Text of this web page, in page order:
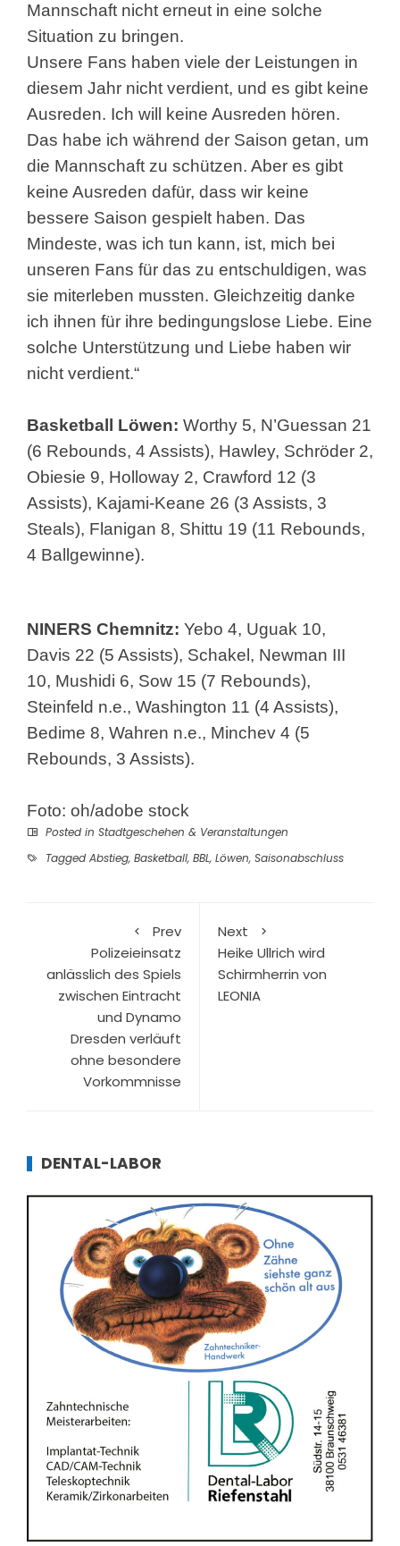
Mannschaft nicht erneut in eine solche
Situation zu bringen.
Unsere Fans haben viele der Leistungen in
diesem Jahr nicht verdient, und es gibt keine
Ausreden. Ich will keine Ausreden hören.
Das habe ich während der Saison getan, um
die Mannschaft zu schützen. Aber es gibt
keine Ausreden dafür, dass wir keine
bessere Saison gespielt haben. Das
Mindeste, was ich tun kann, ist, mich bei
unseren Fans für das zu entschuldigen, was
sie miterleben mussten. Gleichzeitig danke
ich ihnen für ihre bedingungslose Liebe. Eine
solche Unterstützung und Liebe haben wir
nicht verdient.“
Basketball Löwen: Worthy 5, N’Guessan 21
(6 Rebounds, 4 Assists), Hawley, Schröder 2,
Obiesie 9, Holloway 2, Crawford 12 (3
Assists), Kajami-Keane 26 (3 Assists, 3
Steals), Flanigan 8, Shittu 19 (11 Rebounds,
4 Ballgewinne).
NINERS Chemnitz: Yebo 4, Uguak 10,
Davis 22 (5 Assists), Schakel, Newman III
10, Mushidi 6, Sow 15 (7 Rebounds),
Steinfeld n.e., Washington 11 (4 Assists),
Bedime 8, Wahren n.e., Minchev 4 (5
Rebounds, 3 Assists).
Foto: oh/adobe stock
Posted in Stadtgeschehen & Veranstaltungen
Tagged Abstieg, Basketball, BBL, Löwen, Saisonabschluss
Prev
Polizeieinsatz
anlässlich des Spiels
zwischen Eintracht
und Dynamo
Dresden verläuft
ohne besondere
Vorkommnisse
Next
Heike Ullrich wird
Schirmherrin von
LEONIA
DENTAL-LABOR